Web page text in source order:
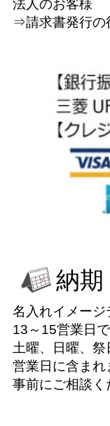
法人のお客様
⇒請求書発行の
納期
名入れイメージ
13～15営業日
土曜、日曜、
営業日に含ま
事前にご相談く